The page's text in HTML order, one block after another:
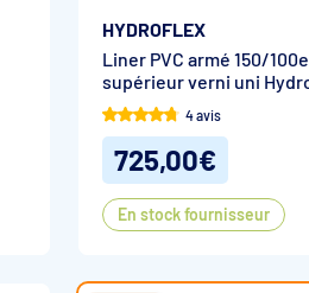
HYDROFLEX
Liner PVC armé 150/
supérieur verni uni
4 avis
725,00€
En stock fournisseur